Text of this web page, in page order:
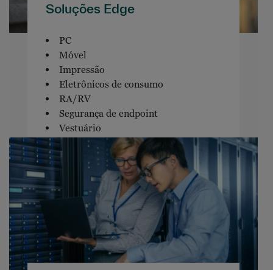
Soluções Edge
PC
Móvel
Impressão
Eletrônicos de consumo
RA/RV
Segurança de endpoint
Vestuário
Software de endpoint